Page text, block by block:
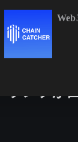
ダー
ランプが